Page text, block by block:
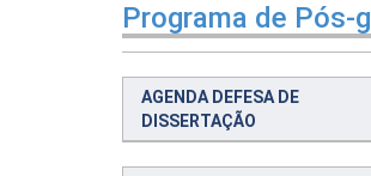
Programa de Pós-
AGENDA DEFESA DE
DISSERTAÇÃO